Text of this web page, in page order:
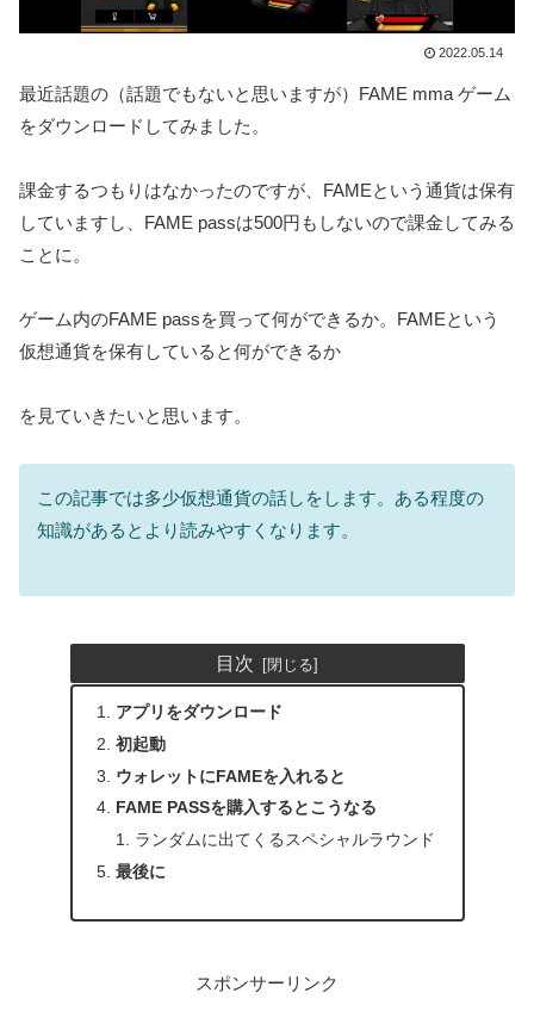
2022.05.14
最近話題の（話題でもないと思いますが）FAME mma ゲーム
をダウンロードしてみました。
課金するつもりはなかったのですが、FAMEという通貨は保有
していますし、FAME passは500円もしないので課金してみる
ことに。
ゲーム内のFAME passを買って何ができるか。FAMEという
仮想通貨を保有していると何ができるか
を見ていきたいと思います。
この記事では多少仮想通貨の話しをします。ある程度の
知識があるとより読みやすくなります。
目次
アプリをダウンロード
初起動
ウォレットにFAMEを入れると
FAME PASSを購入するとこうなる
ランダムに出てくるスペシャルラウンド
最後に
スポンサーリンク